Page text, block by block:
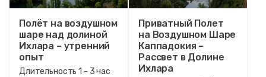
Полёт на воздушном
шаре над долиной
Ихлара – утренний
опыт
Длительность 1 - 3 час
Приватный Полет
на Воздушном Шаре
Каппадокия –
Рассвет в Долине
Ихлара